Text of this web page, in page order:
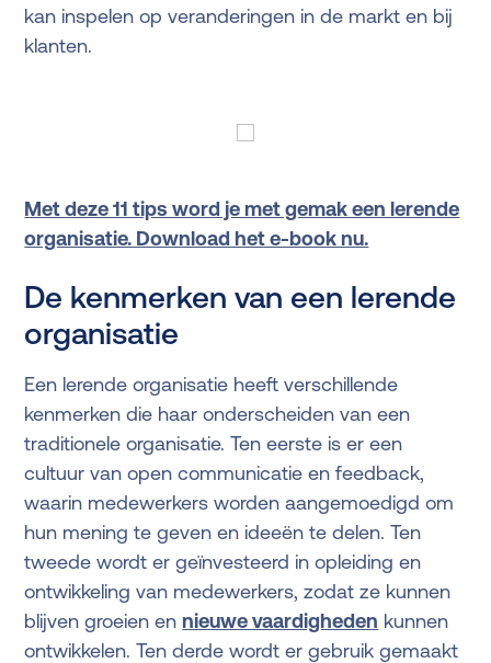
kan inspelen op veranderingen in de markt en bij
klanten.
Met deze 11 tips word je met gemak een lerende
organisatie. Download het e-book nu.
De kenmerken van een lerende
organisatie
Een lerende organisatie heeft verschillende
kenmerken die haar onderscheiden van een
traditionele organisatie. Ten eerste is er een
cultuur van open communicatie en feedback,
waarin medewerkers worden aangemoedigd om
hun mening te geven en ideeën te delen. Ten
tweede wordt er geïnvesteerd in opleiding en
ontwikkeling van medewerkers, zodat ze kunnen
blijven groeien en nieuwe vaardigheden kunnen
ontwikkelen. Ten derde wordt er gebruik gemaakt